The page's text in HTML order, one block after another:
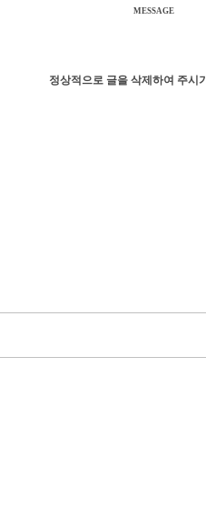
MESSAGE
정상적으로 글을 삭제하여 주시